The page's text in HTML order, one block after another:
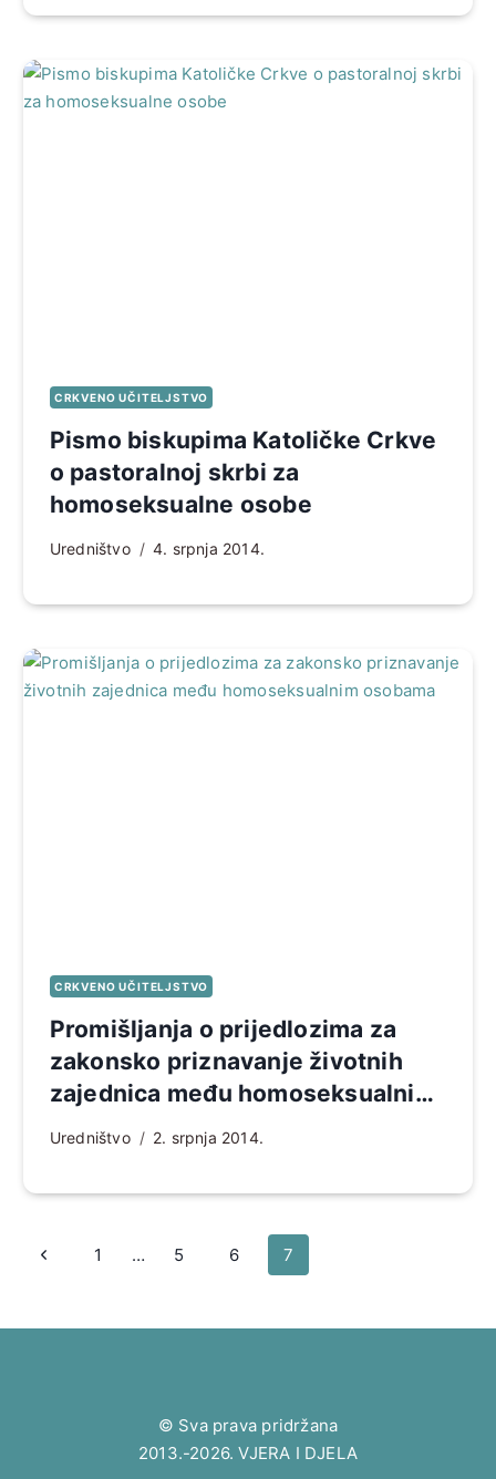
CRKVENO UČITELJSTVO
Pismo biskupima Katoličke Crkve
o pastoralnoj skrbi za
homoseksualne osobe
Uredništvo 4. srpnja 2014.
CRKVENO UČITELJSTVO
Promišljanja o prijedlozima za
zakonsko priznavanje životnih
zajednica među homoseksualnim
osobama
Uredništvo 2. srpnja 2014.
Page
Prethodna
1 … 5 6 7
© Sva prava pridržana
2013.-2026. VJERA I DJELA